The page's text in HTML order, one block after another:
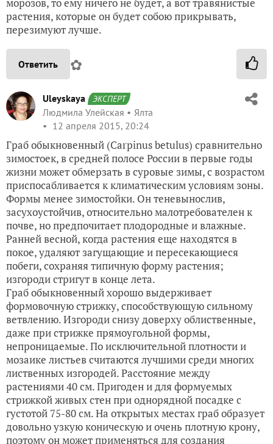
морозов, то ему ничего не будет, а вот травянистые
растения, которые он будет собою прикрывать,
перезимуют лучше.
Ответить ✿
Uleyskaya ЭКСПЕРТ
Людмила Улейская
Ялта
12 апреля 2015, 20:24
Граб обыкновенный (Carpinus betulus) cравнительно
зимостоек, в средней полосе России в первые годы
жизни может обмерзать в суровые зимы, с возрастом
приспосабливается к климатическим условиям зоны.
Формы менее зимостойки. Он теневынослив,
засухоустойчив, относительно малотребователен к
почве, но предпочитает плодородные и влажные.
Ранней весной, когда растения еще находятся в
покое, удаляют загущающие и пересекающиеся
побеги, сохраняя типичную форму растения;
изгороди стригут в конце лета.
Граб обыкновенный хорошо выдерживает
формовочную стрижку, способствующую сильному
ветвлению. Изгороди снизу доверху облиственные,
даже при стрижке прямоугольной формы,
непроницаемые. По исключительной плотности и
мозаике листьев считаются лучшими среди многих
лиственных изгородей. Расстояние между
растениями 40 см. Пригоден и для формуемых
стрижкой живых стен при однорядной посадке с
густотой 75-80 см. На открытых местах граб образует
довольно узкую коническую и очень плотную крону,
поэтому он может применяться для создания